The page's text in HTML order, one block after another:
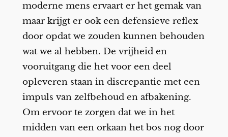
moderne mens ervaart er het gemak van
maar krijgt er ook een defensieve reflex
door opdat we zouden kunnen behouden
wat we al hebben. De vrijheid en
vooruitgang die het voor een deel
opleveren staan in discrepantie met een
impuls van zelfbehoud en afbakening.
Om ervoor te zorgen dat we in het
midden van een orkaan het bos nog door